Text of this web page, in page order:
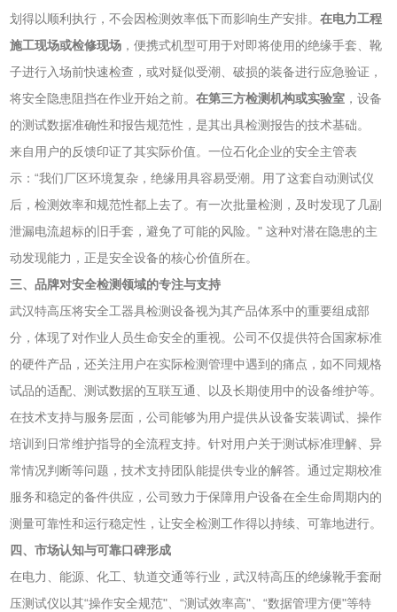
划得以顺利执行，不会因检测效率低下而影响生产安排。在电力工程
施工现场或检修现场 ，便携式机型可用于对即将使用的绝缘手套、靴
子进行入场前快速检查，或对疑似受潮、破损的装备进行应急验证，
将安全隐患阻挡在作业开始之前。在第三方检测机构或实验室 ，设备
的测试数据准确性和报告规范性，是其出具检测报告的技术基础。
来自用户的反馈印证了其实际价值。一位石化企业的安全主管表
示：“我们厂区环境复杂，绝缘用具容易受潮。用了这套自动测试仪
后，检测效率和规范性都上去了。有一次批量检测，及时发现了几副
泄漏电流超标的旧手套，避免了可能的风险。" 这种对潜在隐患的主
动发现能力，正是安全设备的核心价值所在。
三、品牌对安全检测领域的专注与支持
武汉特高压将安全工器具检测设备视为其产品体系中的重要组成部
分，体现了对作业人员生命安全的重视。公司不仅提供符合国家标准
的硬件产品，还关注用户在实际检测管理中遇到的痛点，如不同规格
试品的适配、测试数据的互联互通、以及长期使用中的设备维护等。
在技术支持与服务层面，公司能够为用户提供从设备安装调试、操作
培训到日常维护指导的全流程支持。针对用户关于测试标准理解、异
常情况判断等问题，技术支持团队能提供专业的解答。通过定期校准
服务和稳定的备件供应，公司致力于保障用户设备在全生命周期内的
测量可靠性和运行稳定性，让安全检测工作得以持续、可靠地进行。
四、市场认知与可靠口碑形成
在电力、能源、化工、轨道交通等行业，武汉特高压的绝缘靴手套耐
压测试仪以其“操作安全规范"、“测试效率高"、“数据管理方便"等特